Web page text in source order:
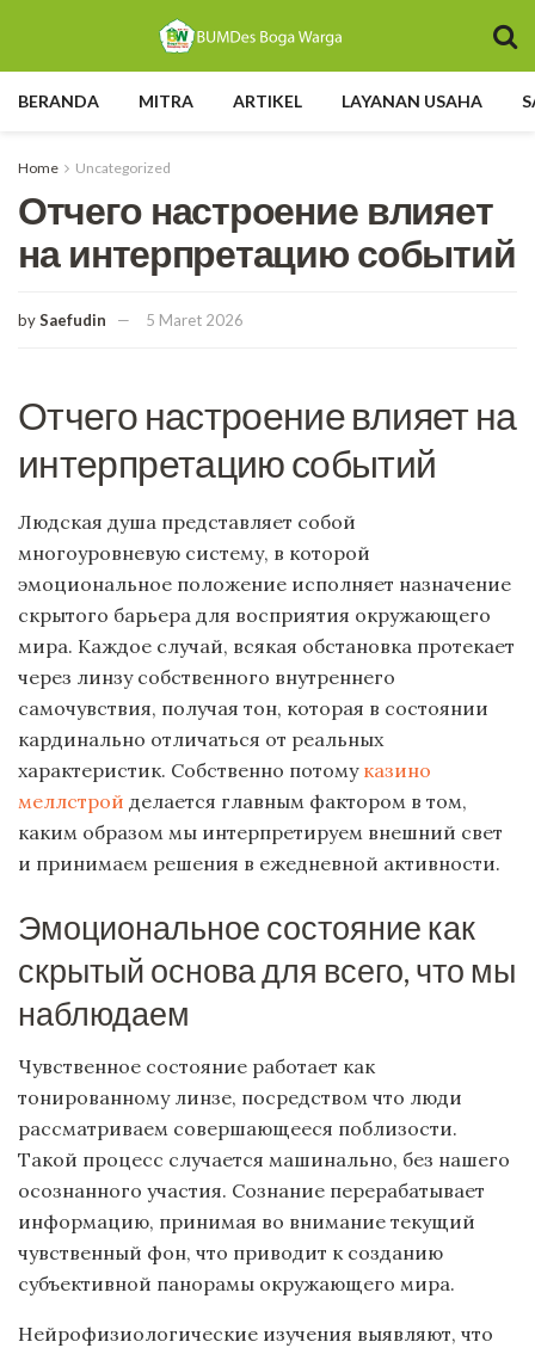
BERANDA MITRA ARTIKEL LAYANAN USAHA
Home Uncategorized
Отчего настроение влияет
на интерпретацию событий
bySaefudin 5 Maret 2026
Отчего настроение влияет на
интерпретацию событий
Людская душа представляет собой
многоуровневую систему, в которой
эмоциональное положение исполняет назначение
скрытого барьера для восприятия окружающего
мира. Каждое случай, всякая обстановка протекает
через линзу собственного внутреннего
самочувствия, получая тон, которая в состоянии
кардинально отличаться от реальных
характеристик. Собственно потому казино
меллстрой делается главным фактором в том,
каким образом мы интерпретируем внешний свет
и принимаем решения в ежедневной активности.
Эмоциональное состояние как
скрытый основа для всего, что мы
наблюдаем
Чувственное состояние работает как
тонированному линзе, посредством что люди
рассматриваем совершающееся поблизости.
Такой процесс случается машинально, без нашего
осознанного участия. Сознание перерабатывает
информацию, принимая во внимание текущий
чувственный фон, что приводит к созданию
субъективной панорамы окружающего мира.
Нейрофизиологические изучения выявляют, что